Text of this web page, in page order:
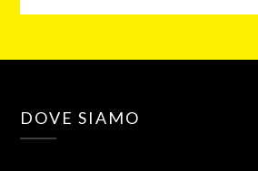
DOVE SIAMO